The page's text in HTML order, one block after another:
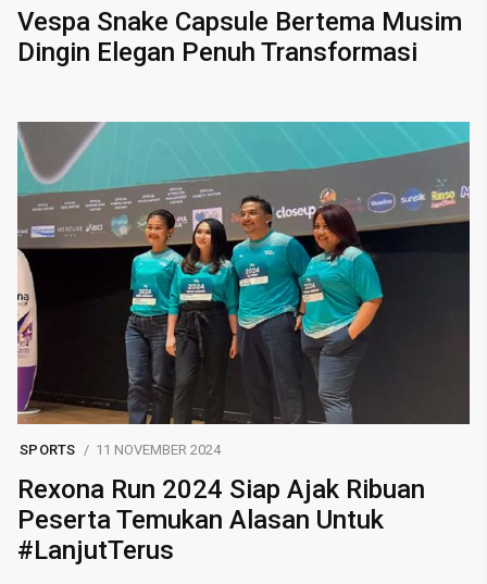
Vespa Snake Capsule Bertema Musim
Dingin Elegan Penuh Transformasi
SPORTS 11 NOVEMBER 2024
Rexona Run 2024 Siap Ajak Ribuan
Peserta Temukan Alasan Untuk
#LanjutTerus